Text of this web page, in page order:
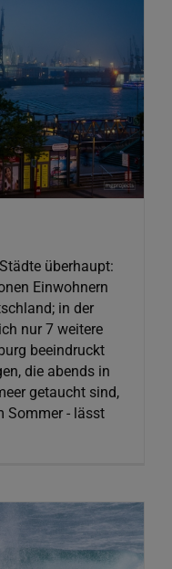
überhaupt:
Einwohnern
in der
nur 7 weitere
beeindruckt
die abends in
getaucht sind,
Sommer - lässt